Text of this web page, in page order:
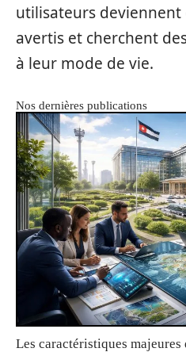
utilisateurs deviennent
avertis et cherchent
à leur mode de vie.
Nos dernières publications
Les caractéristiques